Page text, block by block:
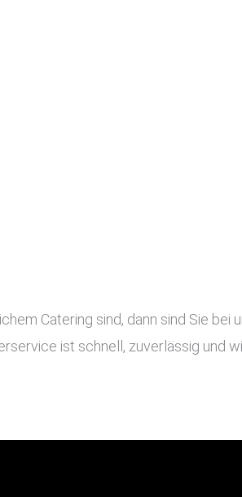
Catering sind, dann sind Sie bei
ist schnell, zuverlässig und